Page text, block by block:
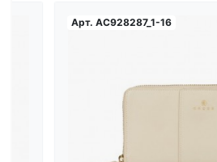
Арт. AC928287_1-16